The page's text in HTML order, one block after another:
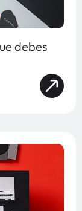
debes